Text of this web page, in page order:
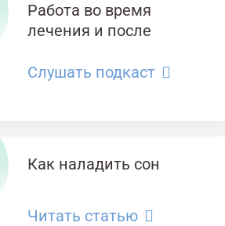
Работа во время
лечения и после
Слушать подкаст
Как наладить сон
Читать статью